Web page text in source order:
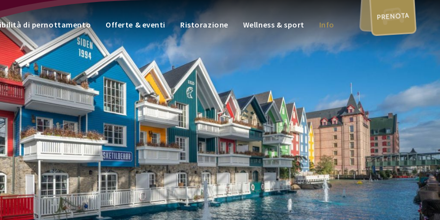
di pernottamento Offerte & eventi Ristorazione Wellness & sport Info
PRENOTA